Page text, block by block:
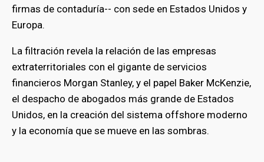
firmas de contaduría-- con sede en Estados Unidos y
Europa.
La filtración revela la relación de las empresas
extraterritoriales con el gigante de servicios
financieros Morgan Stanley, y el papel Baker McKenzie,
el despacho de abogados más grande de Estados
Unidos, en la creación del sistema offshore moderno
y la economía que se mueve en las sombras.